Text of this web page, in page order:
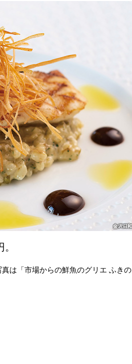
は「市場からの鮮魚のグリエ ふきの